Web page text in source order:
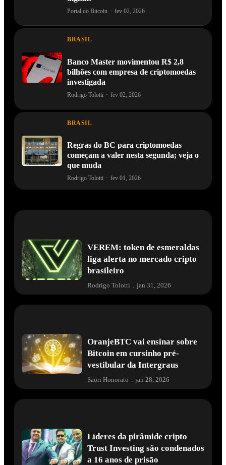
Portal do Bitcoin · fev 02, 2026
BRASIL
Banco Master movimentou R$ 2,8
bilhões com empresa de criptomoedas
investigada
Rodrigo Tolotti · fev 02, 2026
BRASIL
Regras do BC para criptomoedas
começam a valer nesta segunda; veja o
que muda
Rodrigo Tolotti · fev 01, 2026
VEREM: token de esmeraldas
liga alerta no mercado cripto
brasileiro
Rodrigo Tolotti jan 31, 2026
OranjeBTC vai ensinar sobre
Bitcoin em cursinho pré-
vestibular da Intergraus
Saori Honorato . jan 28, 2026
Líderes da pirâmide cripto
Trust Investing são condenados
a 16 anos de prisão